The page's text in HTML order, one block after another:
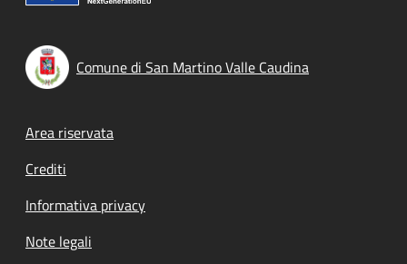
Comune di San Martino Valle Caudina
Footer menu
Area riservata
Crediti
Informativa privacy
Note legali